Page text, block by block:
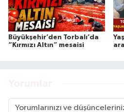
Büyükşehir’den Torbalı’da
“Kırmızı Altın” mesaisi